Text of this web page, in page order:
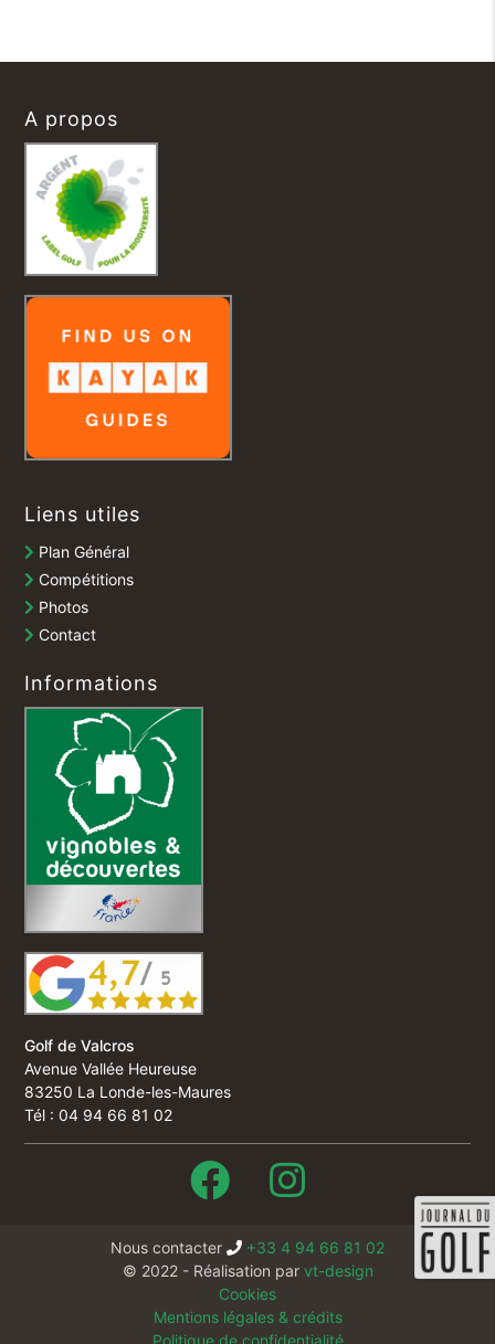
A propos
Liens utiles
Plan Général
Compétitions
Photos
Contact
Informations
Golf de Valcros
Avenue Vallée Heureuse
83250 La Londe-les-Maures
Tél : 04 94 66 81 02
Nous contacter
+33 4 94 66 81 02
© 2022 - Réalisation par vt-design
Cookies
Mentions légales & crédits